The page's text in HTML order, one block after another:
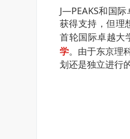
J―PEAKS和国
获得支持，但理
首轮国际卓越大
学。 由于东京理
划还是独立进行的